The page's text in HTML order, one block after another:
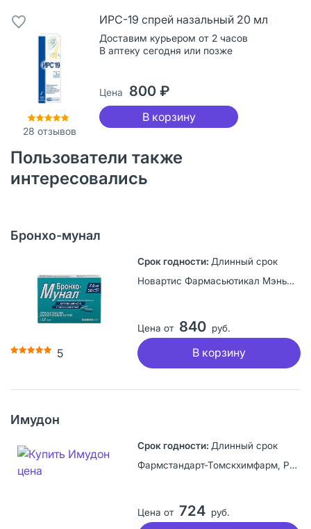
28 отзывов
ИРС-19 спрей назальный 20 мл
Доставим курьером от 2 часов
В аптеку сегодня или позже
Цена 800 ₽
В корзину
Пользователи также
интересовались
Бронхо-мунал
5
Длинный срок
Новартис Фармасьютикал Мэньюфекчуринг, Словения
Цена от 840 руб.
В корзину
Имудон
Длинный срок
Фармстандарт-Томскхимфарм, Россия
Цена от 724 руб.